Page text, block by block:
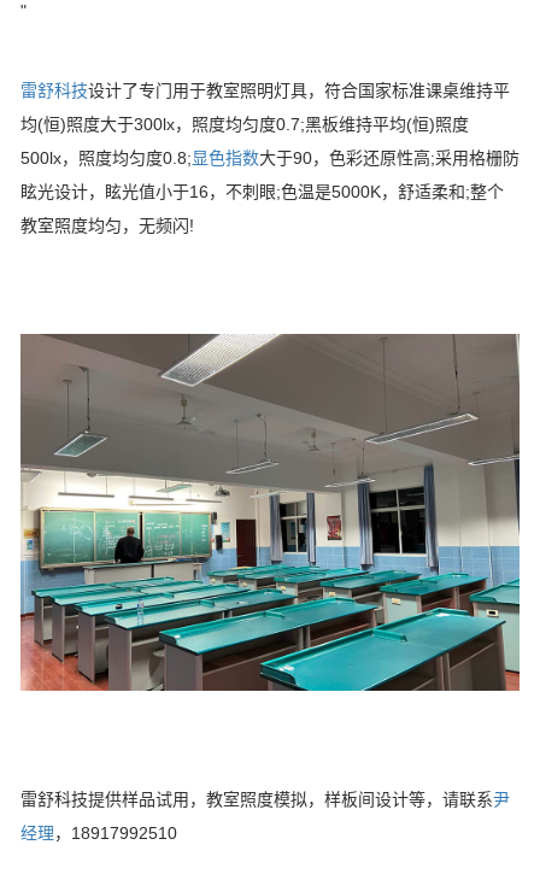
"
雷舒科技设计了专门用于教室照明灯具，符合国家标准课桌维持平
均(恒)照度大于300lx，照度均匀度0.7;黑板维持平均(恒)照度
500lx，照度均匀度0.8;显色指数大于90，色彩还原性高;采用格栅防
眩光设计，眩光值小于16，不刺眼;色温是5000K，舒适柔和;整个
教室照度均匀，无频闪!
雷舒科技提供样品试用，教室照度模拟，样板间设计等，请联系尹
经理，18917992510